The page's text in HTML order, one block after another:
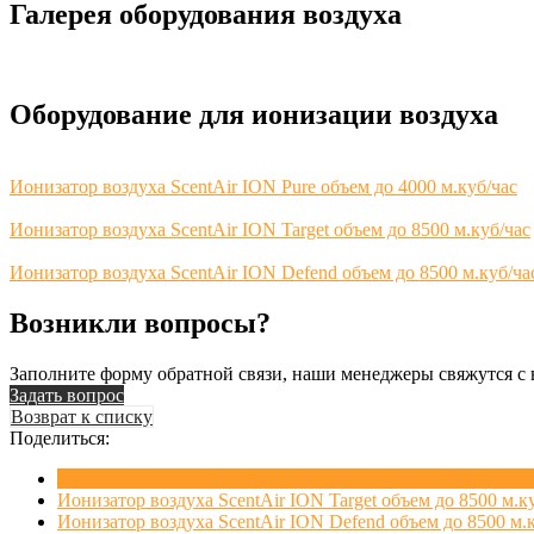
Галерея оборудования воздуха
Оборудование для ионизации воздуха
Ионизатор воздуха ScentAir ION Pure объем до 4000 м.куб/час
Ионизатор воздуха ScentAir ION Target объем до 8500 м.куб/час
Ионизатор воздуха ScentAir ION Defend объем до 8500 м.куб/
Возникли вопросы?
Заполните форму обратной связи, наши менеджеры свяжутся с
Задать вопрос
Возврат к списку
Поделиться:
Ионизатор воздуха ScentAir ION Target объем до 8500
Ионизатор воздуха ScentAir ION Defend объем до 8500